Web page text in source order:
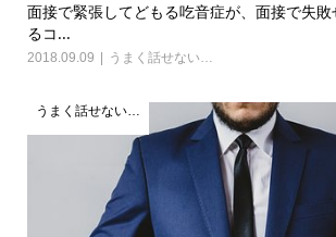
面接で緊張してどもる吃音症が、面接で失
るコ...
2018.09.09 うまく話せない…
うまく話せない…